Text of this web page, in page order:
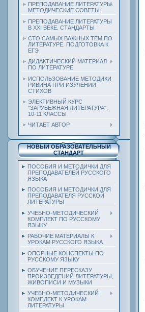
ПРЕПОДАВАНИЕ ЛИТЕРАТУРЫ.
МЕТОДИЧЕСКИЕ СОВЕТЫ
ПРЕПОДАВАНИЕ ЛИТЕРАТУРЫ
В XXI ВЕКЕ. СТАНДАРТЫ
СТО САМЫХ ВАЖНЫХ ТЕМ ПО
ЛИТЕРАТУРЕ. ПОДГОТОВКА К
ЕГЭ
ДИДАКТИЧЕСКИЙ МАТЕРИАЛ
ПО ЛИТЕРАТУРЕ
ИСПОЛЬЗОВАНИЕ МЕТОДИКИ
РИВИНА ПРИ ИЗУЧЕНИИ
СТИХОВ
ЭЛЕКТИВНЫЙ КУРС
"ЗАРУБЕЖНАЯ ЛИТЕРАТУРА".
10-11 КЛАССЫ
ЧИТАЕТ АВТОР
НОВЫЙ ОБРАЗОВАТЕЛЬНЫЙ
СТАНДАРТ
ПОСОБИЯ И МЕТОДИЧКИ ДЛЯ
ПРЕПОДАВАТЕЛЕЙ РУССКОГО
ЯЗЫКА
ПОСОБИЯ И МЕТОДИЧКИ ДЛЯ
ПРЕПОДАВАТЕЛЯ РУССКОЙ
ЛИТЕРАТУРЫ
УЧЕБНО-МЕТОДИЧЕСКИЙ
КОМПЛЕКТ ПО РУССКОМУ
ЯЗЫКУ
РАБОЧИЕ МАТЕРИАЛЫ К
УРОКАМ РУССКОГО ЯЗЫКА
ОПОРНЫЕ КОНСПЕКТЫ ПО
РУССКОМУ ЯЗЫКУ
ОБУЧЕНИЕ ПЕРЕСКАЗУ
ПРОИЗВЕДЕНИЙ ЛИТЕРАТУРЫ,
ЖИВОПИСИ И МУЗЫКИ
УЧЕБНО-МЕТОДИЧЕСКИЙ
КОМПЛЕКТ К УРОКАМ
ЛИТЕРАТУРЫ